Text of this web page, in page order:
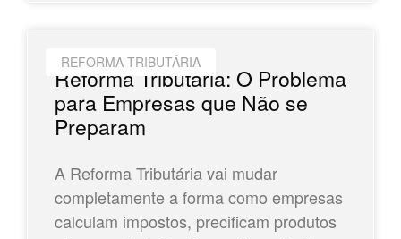
REFORMA TRIBUTÁRIA
Reforma Tributária: O Problema
para Empresas que Não se
Preparam
A Reforma Tributária vai mudar
completamente a forma como empresas
calculam impostos, precificam produtos